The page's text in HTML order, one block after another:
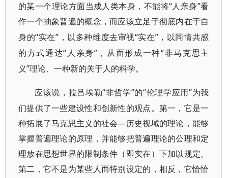
的某一个理论方面当成人类本身，不能将“人亲身”看
作一个抽象普遍的概念，而应该立足于彻底内在于自
身的“实在”，以多种维度去审视“实在”，以同情共感
的方式通达“人 亲身”，从而形成一种“非马克思主
义”理论、一种新的关于人的科学。
应该说，拉吕埃勒“非哲学”的“伦理学应用”为我
们提供了一些建设性和创新性的观点。第一，它是一
种拓展了马克思主义的社会—历史视域的理论，能够
掌握普遍理论的原理，并能够把普遍理论的公理和定
理放在思想世界的限制条件（即实在）下加以规定。
第二，它不是为某些人而特别设定的，相反，它恰恰